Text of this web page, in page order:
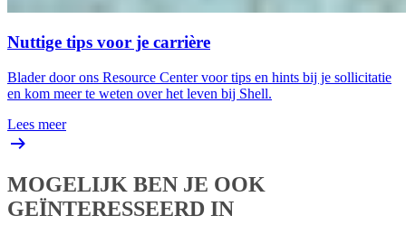
Nuttige tips voor je carrière
Blader door ons Resource Center voor tips en hints bij je sollicitatie
en kom meer te weten over het leven bij Shell.
Lees meer
MOGELIJK BEN JE OOK
GEÏNTERESSEERD IN